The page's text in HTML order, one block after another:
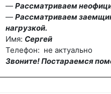
— Рассматриваем
— Рассматриваем
нагрузкой.
Имя: Сергей
Телефон: не актуально
Звоните! Постараемся